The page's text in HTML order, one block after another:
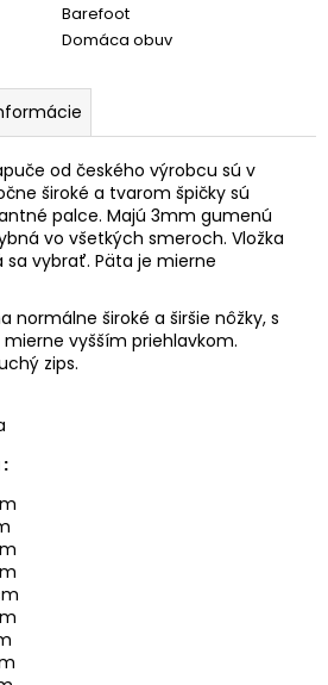
Barefoot
Domáca obuv
od českého výrobcu sú v
široké a tvarom špičky sú
palce. Majú 3mm gumenú
vo všetkých smeroch. Vložka
sa vybrať. Päta je mierne
normálne široké a širšie nôžky, s
vyšším priehlavkom.
zips.